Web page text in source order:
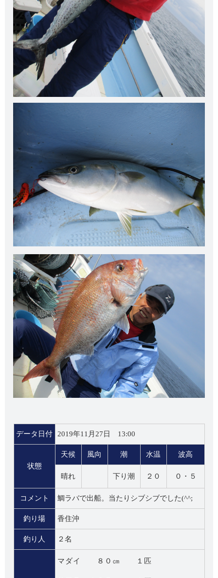
データ日付 2019年11月27日 13:00
状態
天候 風向 潮 水温 波高
晴れ 下り潮 ２０ ０・５
コメント 鯛ラバで出船。当たりシブシブでした(^^;
釣り場 香住沖
釣り人 ２名
マダイ ８０㎝ １匹